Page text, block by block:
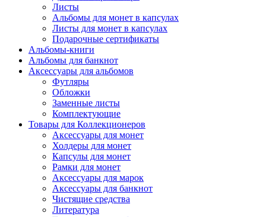
Листы
Альбомы для монет в капсулах
Листы для монет в капсулах
Подарочные сертификаты
Альбомы-книги
Альбомы для банкнот
Аксессуары для альбомов
Футляры
Обложки
Заменные листы
Комплектующие
Товары для Коллекционеров
Аксессуары для монет
Холдеры для монет
Капсулы для монет
Рамки для монет
Аксессуары для марок
Аксессуары для банкнот
Чистящие средства
Литература